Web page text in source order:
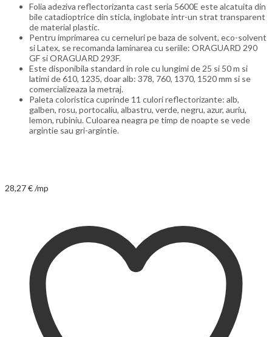
Folia adeziva reflectorizanta cast seria 5600E este alcatuita din
bile catadioptrice din sticla, inglobate intr-un strat transparent
de material plastic.
Pentru imprimarea cu cerneluri pe baza de solvent, eco-solvent
si Latex, se recomanda laminarea cu seriile: ORAGUARD 290
GF si ORAGUARD 293F.
Este disponibila standard in role cu lungimi de 25 si 50 m si
latimi de 610, 1235, doar alb: 378, 760, 1370, 1520 mm si se
comercializeaza la metraj.
Paleta coloristica cuprinde 11 culori reflectorizante: alb,
galben, rosu, portocaliu, albastru, verde, negru, azur, auriu,
lemon, rubiniu. Culoarea neagra pe timp de noapte se vede
argintie sau gri-argintie.
28,27€/mp